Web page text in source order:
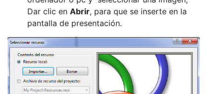
Dar clic en Abrir, para que se inserte en la
pantalla de presentación.